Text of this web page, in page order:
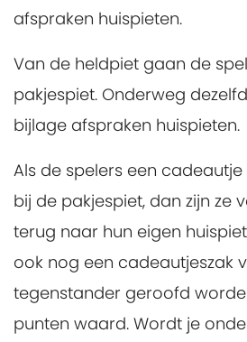
afspraken huispieten.
Van de heldpiet gaan de
pakjespiet. Onderweg
bijlage afspraken huispieten.
Als de spelers een
bij de pakjespiet, dan zijn ze
terug naar hun eigen
ook nog een cadeautjeszak
tegenstander geroofd
punten waard. Wordt je